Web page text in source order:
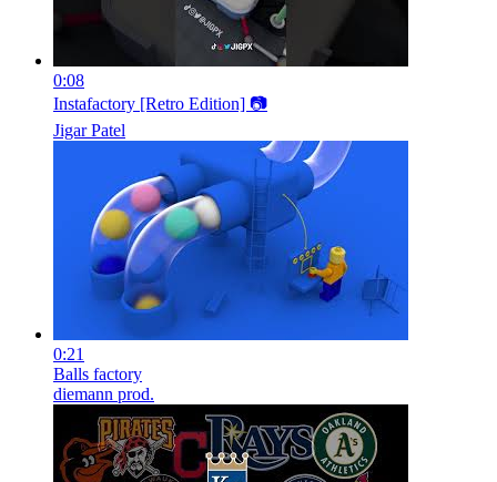
0:08
Instafactory [Retro Edition] 📷
Jigar Patel
0:21
Balls factory
diemann prod.